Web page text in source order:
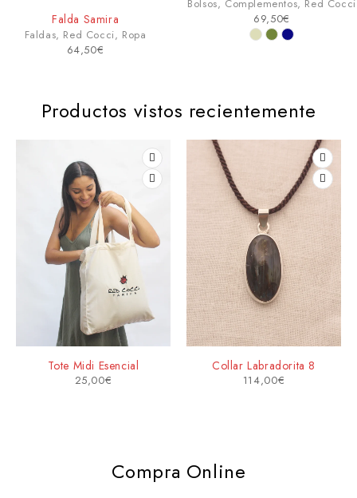
Red Cocci
Bolsos,
Productos vistos recientemente
Tote Midi Esencial
25,00€
Collar Labradorita 8
114,00€
Compra Online